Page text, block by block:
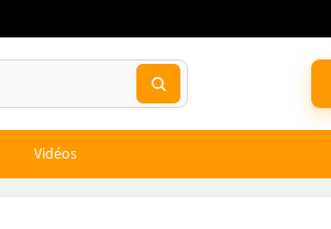
Vidéos